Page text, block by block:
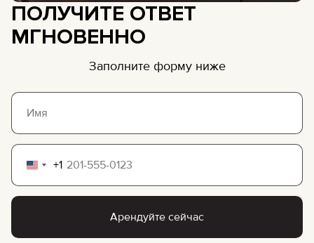
ПОЛУЧИТЕ ОТВЕТ
МГНОВЕННО
Заполните форму ниже
United
States
+1
Арендуйте сейчас